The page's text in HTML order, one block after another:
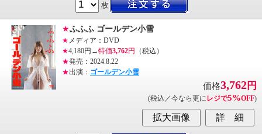
枚
★ふふふ ゴールデン小雪
★ メディア：DVD
★4,180円→特価3,762円
（税込）
★発売：2024.8.22
★出演： ゴールデン小雪
価格3,762円
(税込／今なら更に レジで5%OFF)